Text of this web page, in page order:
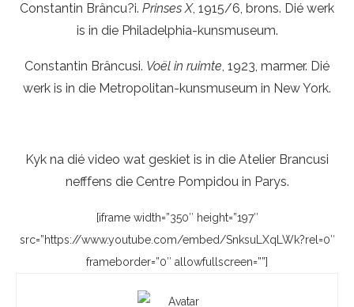
Constantin Brâncu?i. Prinses X, 1915/6, brons. Dié werk
is in die Philadelphia-kunsmuseum.
Constantin Brâncusi. Voël in ruimte, 1923, marmer. Dié
werk is in die Metropolitan-kunsmuseum in New York.
Kyk na dié video wat geskiet is in die Atelier Brancusi
nefffens die Centre Pompidou in Parys.
[iframe width=”350″ height=”197″
src=”https://www.youtube.com/embed/SnksuLXqLWk?rel=0″
frameborder=”0″ allowfullscreen=””]